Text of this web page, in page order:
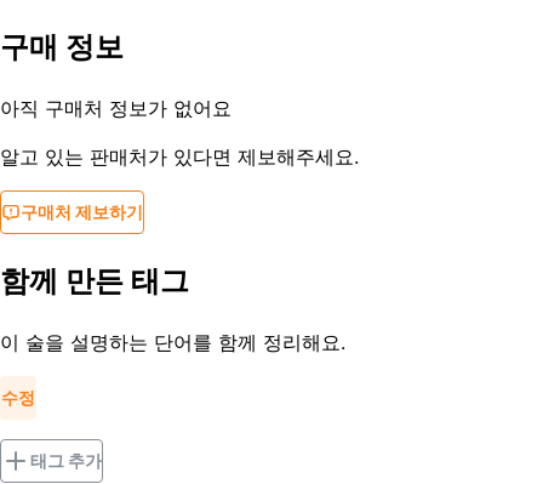
등록일
구매 정보
아직 구매처 정보가 없어요
알고 있는 판매처가 있다면 제보해주세요.
구매처 제보하기
함께 만든 태그
이 술을 설명하는 단어를 함께 정리해요.
수정
태그 추가